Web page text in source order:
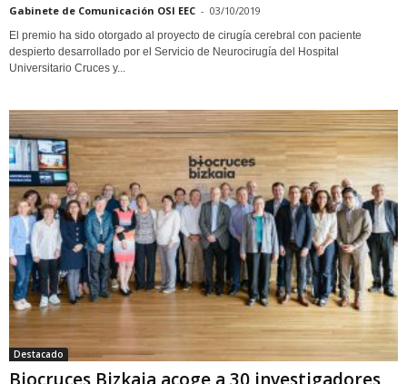
Gabinete de Comunicación OSI EEC - 03/10/2019
El premio ha sido otorgado al proyecto de cirugía cerebral con paciente
despierto desarrollado por el Servicio de Neurocirugía del Hospital
Universitario Cruces y...
Destacado